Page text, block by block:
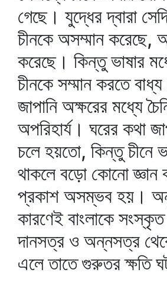
গেছে। যুদ্ধের দ্বারা
চীনকে অসম্মান করেছে,
করেছে। কিন্তু ভাষার
চীনকে সম্মান করতে
জাপানি অক্ষরের মধ্যে
অপরিহার্য। ঘরের কথা
চলে হয়তো, কিন্তু চীনে
থাকলে বড়ো কোনো জ্ঞান
প্রকাশ অসম্ভব হয়।
কারণেই বাংলাকে সংস্কৃত
দানসত্র ও অন্নসত্র
এলে তাতে গুরুতর ক্ষতি